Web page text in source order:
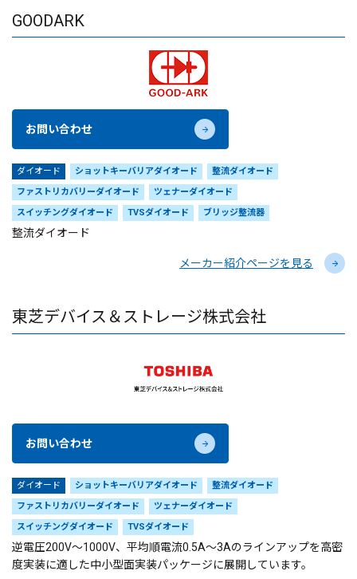
GOODARK
お問い合わせ
ダイオード ショットキーバリアダイオード
整流ダイオード
ファストリカバリーダイオード
ツェナーダイオード
スイッチングダイオード
TVSダイオード ブリッジ整流器
整流ダイオード
メーカー紹介ページを見る
東芝デバイス＆ストレージ株式会社
お問い合わせ
ダイオード ショットキーバリアダイオード
整流ダイオード
ファストリカバリーダイオード
ツェナーダイオード
スイッチングダイオード
TVSダイオード
逆電圧200V～1000V、平均順電流0.5A～3Aのラインアップを高密
度実装に適した中小型面実装パッケージに展開しています。